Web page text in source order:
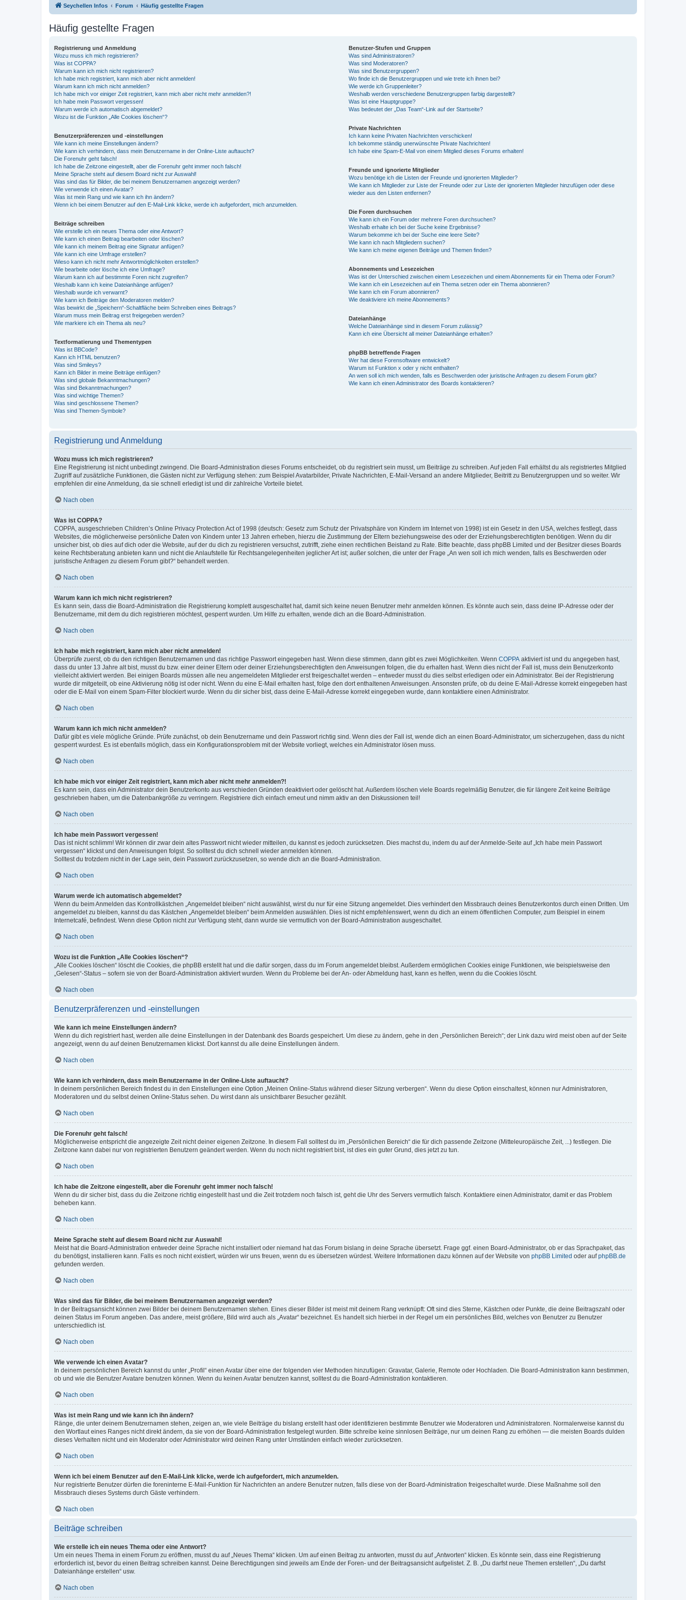
Seychellen Infos Forum Häufig gestellte Fragen
Häufig gestellte Fragen
Registrierung und Anmeldung
Wozu muss ich mich registrieren?
Was ist COPPA?
Warum kann ich mich nicht registrieren?
Ich habe mich registriert, kann mich aber nicht anmelden!
Warum kann ich mich nicht anmelden?
Ich habe mich vor einiger Zeit registriert, kann mich aber nicht mehr anmelden?!
Ich habe mein Passwort vergessen!
Warum werde ich automatisch abgemeldet?
Wozu ist die Funktion „Alle Cookies löschen“?
Benutzerpräferenzen und -einstellungen
Wie kann ich meine Einstellungen ändern?
Wie kann ich verhindern, dass mein Benutzername in der Online-Liste auftaucht?
Die Forenuhr geht falsch!
Ich habe die Zeitzone eingestellt, aber die Forenuhr geht immer noch falsch!
Meine Sprache steht auf diesem Board nicht zur Auswahl!
Was sind das für Bilder, die bei meinem Benutzernamen angezeigt werden?
Wie verwende ich einen Avatar?
Was ist mein Rang und wie kann ich ihn ändern?
Wenn ich bei einem Benutzer auf den E-Mail-Link klicke, werde ich aufgefordert, mich anzumelden.
Beiträge schreiben
Wie erstelle ich ein neues Thema oder eine Antwort?
Wie kann ich einen Beitrag bearbeiten oder löschen?
Wie kann ich meinem Beitrag eine Signatur anfügen?
Wie kann ich eine Umfrage erstellen?
Wieso kann ich nicht mehr Antwortmöglichkeiten erstellen?
Wie bearbeite oder lösche ich eine Umfrage?
Warum kann ich auf bestimmte Foren nicht zugreifen?
Weshalb kann ich keine Dateianhänge anfügen?
Weshalb wurde ich verwarnt?
Wie kann ich Beiträge den Moderatoren melden?
Was bewirkt die „Speichern“-Schaltfläche beim Schreiben eines Beitrags?
Warum muss mein Beitrag erst freigegeben werden?
Wie markiere ich ein Thema als neu?
Textformatierung und Thementypen
Was ist BBCode?
Kann ich HTML benutzen?
Was sind Smileys?
Kann ich Bilder in meine Beiträge einfügen?
Was sind globale Bekanntmachungen?
Was sind Bekanntmachungen?
Was sind wichtige Themen?
Was sind geschlossene Themen?
Was sind Themen-Symbole?
Benutzer-Stufen und Gruppen
Was sind Administratoren?
Was sind Moderatoren?
Was sind Benutzergruppen?
Wo finde ich die Benutzergruppen und wie trete ich ihnen bei?
Wie werde ich Gruppenleiter?
Weshalb werden verschiedene Benutzergruppen farbig dargestellt?
Was ist eine Hauptgruppe?
Was bedeutet der „Das Team“-Link auf der Startseite?
Private Nachrichten
Ich kann keine Privaten Nachrichten verschicken!
Ich bekomme ständig unerwünschte Private Nachrichten!
Ich habe eine Spam-E-Mail von einem Mitglied dieses Forums erhalten!
Freunde und ignorierte Mitglieder
Wozu benötige ich die Listen der Freunde und ignorierten Mitglieder?
Wie kann ich Mitglieder zur Liste der Freunde oder zur Liste der ignorierten Mitglieder hinzufügen oder diese
wieder aus den Listen entfernen?
Die Foren durchsuchen
Wie kann ich ein Forum oder mehrere Foren durchsuchen?
Weshalb erhalte ich bei der Suche keine Ergebnisse?
Warum bekomme ich bei der Suche eine leere Seite?
Wie kann ich nach Mitgliedern suchen?
Wie kann ich meine eigenen Beiträge und Themen finden?
Abonnements und Lesezeichen
Was ist der Unterschied zwischen einem Lesezeichen und einem Abonnements für ein Thema oder Forum?
Wie kann ich ein Lesezeichen auf ein Thema setzen oder ein Thema abonnieren?
Wie kann ich ein Forum abonnieren?
Wie deaktiviere ich meine Abonnements?
Dateianhänge
Welche Dateianhänge sind in diesem Forum zulässig?
Kann ich eine Übersicht all meiner Dateianhänge erhalten?
phpBB betreffende Fragen
Wer hat diese Forensoftware entwickelt?
Warum ist Funktion x oder y nicht enthalten?
An wen soll ich mich wenden, falls es Beschwerden oder juristische Anfragen zu diesem Forum gibt?
Wie kann ich einen Administrator des Boards kontaktieren?
Registrierung und Anmeldung
Wozu muss ich mich registrieren?
Eine Registrierung ist nicht unbedingt zwingend. Die Board-Administration dieses Forums entscheidet, ob du registriert sein musst, um Beiträge zu schreiben. Auf jeden Fall erhältst du als registriertes Mitglied
Zugriff auf zusätzliche Funktionen, die Gästen nicht zur Verfügung stehen: zum Beispiel Avatarbilder, Private Nachrichten, E-Mail-Versand an andere Mitglieder, Beitritt zu Benutzergruppen und so weiter. Wir
empfehlen dir eine Anmeldung, da sie schnell erledigt ist und dir zahlreiche Vorteile bietet.
Nach oben
Was ist COPPA?
COPPA, ausgeschrieben Children’s Online Privacy Protection Act of 1998 (deutsch: Gesetz zum Schutz der Privatsphäre von Kindern im Internet von 1998) ist ein Gesetz in den USA, welches festlegt, dass
Websites, die möglicherweise persönliche Daten von Kindern unter 13 Jahren erheben, hierzu die Zustimmung der Eltern beziehungsweise des oder der Erziehungsberechtigten benötigen. Wenn du dir
unsicher bist, ob dies auf dich oder die Website, auf der du dich zu registrieren versuchst, zutrifft, ziehe einen rechtlichen Beistand zu Rate. Bitte beachte, dass phpBB Limited und der Besitzer dieses Boards
keine Rechtsberatung anbieten kann und nicht die Anlaufstelle für Rechtsangelegenheiten jeglicher Art ist; außer solchen, die unter der Frage „An wen soll ich mich wenden, falls es Beschwerden oder
juristische Anfragen zu diesem Forum gibt?“ behandelt werden.
Nach oben
Warum kann ich mich nicht registrieren?
Es kann sein, dass die Board-Administration die Registrierung komplett ausgeschaltet hat, damit sich keine neuen Benutzer mehr anmelden können. Es könnte auch sein, dass deine IP-Adresse oder der
Benutzername, mit dem du dich registrieren möchtest, gesperrt wurden. Um Hilfe zu erhalten, wende dich an die Board-Administration.
Nach oben
Ich habe mich registriert, kann mich aber nicht anmelden!
Überprüfe zuerst, ob du den richtigen Benutzernamen und das richtige Passwort eingegeben hast. Wenn diese stimmen, dann gibt es zwei Möglichkeiten. Wenn COPPA aktiviert ist und du angegeben hast,
dass du unter 13 Jahre alt bist, musst du bzw. einer deiner Eltern oder deiner Erziehungsberechtigten den Anweisungen folgen, die du erhalten hast. Wenn dies nicht der Fall ist, muss dein Benutzerkonto
vielleicht aktiviert werden. Bei einigen Boards müssen alle neu angemeldeten Mitglieder erst freigeschaltet werden – entweder musst du dies selbst erledigen oder ein Administrator. Bei der Registrierung
wurde dir mitgeteilt, ob eine Aktivierung nötig ist oder nicht. Wenn du eine E-Mail erhalten hast, folge den dort enthaltenen Anweisungen. Ansonsten prüfe, ob du deine E-Mail-Adresse korrekt eingegeben hast
oder die E-Mail von einem Spam-Filter blockiert wurde. Wenn du dir sicher bist, dass deine E-Mail-Adresse korrekt eingegeben wurde, dann kontaktiere einen Administrator.
Nach oben
Warum kann ich mich nicht anmelden?
Dafür gibt es viele mögliche Gründe. Prüfe zunächst, ob dein Benutzername und dein Passwort richtig sind. Wenn dies der Fall ist, wende dich an einen Board-Administrator, um sicherzugehen, dass du nicht
gesperrt wurdest. Es ist ebenfalls möglich, dass ein Konfigurationsproblem mit der Website vorliegt, welches ein Administrator lösen muss.
Nach oben
Ich habe mich vor einiger Zeit registriert, kann mich aber nicht mehr anmelden?!
Es kann sein, dass ein Administrator dein Benutzerkonto aus verschieden Gründen deaktiviert oder gelöscht hat. Außerdem löschen viele Boards regelmäßig Benutzer, die für längere Zeit keine Beiträge
geschrieben haben, um die Datenbankgröße zu verringern. Registriere dich einfach erneut und nimm aktiv an den Diskussionen teil!
Nach oben
Ich habe mein Passwort vergessen!
Das ist nicht schlimm! Wir können dir zwar dein altes Passwort nicht wieder mitteilen, du kannst es jedoch zurücksetzen. Dies machst du, indem du auf der Anmelde-Seite auf „Ich habe mein Passwort
vergessen“ klickst und den Anweisungen folgst. So solltest du dich schnell wieder anmelden können.
Solltest du trotzdem nicht in der Lage sein, dein Passwort zurückzusetzen, so wende dich an die Board-Administration.
Nach oben
Warum werde ich automatisch abgemeldet?
Wenn du beim Anmelden das Kontrollkästchen „Angemeldet bleiben“ nicht auswählst, wirst du nur für eine Sitzung angemeldet. Dies verhindert den Missbrauch deines Benutzerkontos durch einen Dritten. Um
angemeldet zu bleiben, kannst du das Kästchen „Angemeldet bleiben“ beim Anmelden auswählen. Dies ist nicht empfehlenswert, wenn du dich an einem öffentlichen Computer, zum Beispiel in einem
Internetcafé, befindest. Wenn diese Option nicht zur Verfügung steht, dann wurde sie vermutlich von der Board-Administration ausgeschaltet.
Nach oben
Wozu ist die Funktion „Alle Cookies löschen“?
„Alle Cookies löschen“ löscht die Cookies, die phpBB erstellt hat und die dafür sorgen, dass du im Forum angemeldet bleibst. Außerdem ermöglichen Cookies einige Funktionen, wie beispielsweise den
„Gelesen“-Status – sofern sie von der Board-Administration aktiviert wurden. Wenn du Probleme bei der An- oder Abmeldung hast, kann es helfen, wenn du die Cookies löscht.
Nach oben
Benutzerpräferenzen und -einstellungen
Wie kann ich meine Einstellungen ändern?
Wenn du dich registriert hast, werden alle deine Einstellungen in der Datenbank des Boards gespeichert. Um diese zu ändern, gehe in den „Persönlichen Bereich“; der Link dazu wird meist oben auf der Seite
angezeigt, wenn du auf deinen Benutzernamen klickst. Dort kannst du alle deine Einstellungen ändern.
Nach oben
Wie kann ich verhindern, dass mein Benutzername in der Online-Liste auftaucht?
In deinem persönlichen Bereich findest du in den Einstellungen eine Option „Meinen Online-Status während dieser Sitzung verbergen“. Wenn du diese Option einschaltest, können nur Administratoren,
Moderatoren und du selbst deinen Online-Status sehen. Du wirst dann als unsichtbarer Besucher gezählt.
Nach oben
Die Forenuhr geht falsch!
Möglicherweise entspricht die angezeigte Zeit nicht deiner eigenen Zeitzone. In diesem Fall solltest du im „Persönlichen Bereich“ die für dich passende Zeitzone (Mitteleuropäische Zeit, ...) festlegen. Die
Zeitzone kann dabei nur von registrierten Benutzern geändert werden. Wenn du noch nicht registriert bist, ist dies ein guter Grund, dies jetzt zu tun.
Nach oben
Ich habe die Zeitzone eingestellt, aber die Forenuhr geht immer noch falsch!
Wenn du dir sicher bist, dass du die Zeitzone richtig eingestellt hast und die Zeit trotzdem noch falsch ist, geht die Uhr des Servers vermutlich falsch. Kontaktiere einen Administrator, damit er das Problem
beheben kann.
Nach oben
Meine Sprache steht auf diesem Board nicht zur Auswahl!
Meist hat die Board-Administration entweder deine Sprache nicht installiert oder niemand hat das Forum bislang in deine Sprache übersetzt. Frage ggf. einen Board-Administrator, ob er das Sprachpaket, das
du benötigst, installieren kann. Falls es noch nicht existiert, würden wir uns freuen, wenn du es übersetzen würdest. Weitere Informationen dazu können auf der Website von phpBB Limited oder aufphpBB.de
gefunden werden.
Nach oben
Was sind das für Bilder, die bei meinem Benutzernamen angezeigt werden?
In der Beitragsansicht können zwei Bilder bei deinem Benutzernamen stehen. Eines dieser Bilder ist meist mit deinem Rang verknüpft: Oft sind dies Sterne, Kästchen oder Punkte, die deine Beitragszahl oder
deinen Status im Forum angeben. Das andere, meist größere, Bild wird auch als „Avatar“ bezeichnet. Es handelt sich hierbei in der Regel um ein persönliches Bild, welches von Benutzer zu Benutzer
unterschiedlich ist.
Nach oben
Wie verwende ich einen Avatar?
In deinem persönlichen Bereich kannst du unter „Profil“ einen Avatar über eine der folgenden vier Methoden hinzufügen: Gravatar, Galerie, Remote oder Hochladen. Die Board-Administration kann bestimmen,
ob und wie die Benutzer Avatare benutzen können. Wenn du keinen Avatar benutzen kannst, solltest du die Board-Administration kontaktieren.
Nach oben
Was ist mein Rang und wie kann ich ihn ändern?
Ränge, die unter deinem Benutzernamen stehen, zeigen an, wie viele Beiträge du bislang erstellt hast oder identifizieren bestimmte Benutzer wie Moderatoren und Administratoren. Normalerweise kannst du
den Wortlaut eines Ranges nicht direkt ändern, da sie von der Board-Administration festgelegt wurden. Bitte schreibe keine sinnlosen Beiträge, nur um deinen Rang zu erhöhen — die meisten Boards dulden
dieses Verhalten nicht und ein Moderator oder Administrator wird deinen Rang unter Umständen einfach wieder zurücksetzen.
Nach oben
Wenn ich bei einem Benutzer auf den E-Mail-Link klicke, werde ich aufgefordert, mich anzumelden.
Nur registrierte Benutzer dürfen die foreninterne E-Mail-Funktion für Nachrichten an andere Benutzer nutzen, falls diese von der Board-Administration freigeschaltet wurde. Diese Maßnahme soll den
Missbrauch dieses Systems durch Gäste verhindern.
Nach oben
Beiträge schreiben
Wie erstelle ich ein neues Thema oder eine Antwort?
Um ein neues Thema in einem Forum zu eröffnen, musst du auf „Neues Thema“ klicken. Um auf einen Beitrag zu antworten, musst du auf „Antworten“ klicken. Es könnte sein, dass eine Registrierung
erforderlich ist, bevor du einen Beitrag schreiben kannst. Deine Berechtigungen sind jeweils am Ende der Foren- und der Beitragsansicht aufgelistet. Z. B. „Du darfst neue Themen erstellen“, „Du darfst
Dateianhänge erstellen“ usw.
Nach oben